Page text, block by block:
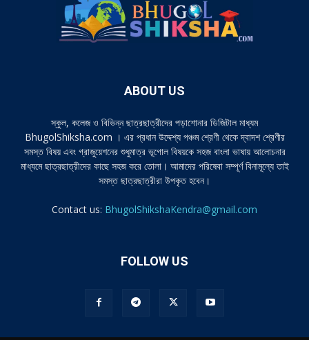
ABOUT US
স্কুল, কলেজ ও বিভিন্ন ছাত্রছাত্রীদের পড়াশোনার ডিজিটাল মাধ্যম
BhugolShiksha.com । এর প্রধান উদ্দেশ্য পঞ্চম শ্রেণী থেকে দ্বাদশ শ্রেণীর
সমস্ত বিষয় এবং গ্রাজুয়েশনের শুধুমাত্র ভূগোল বিষয়কে সহজ বাংলা ভাষায় আলোচনার
মাধ্যমে ছাত্রছাত্রীদের কাছে সহজ করে তোলা। আমাদের পরিষেবা সম্পূর্ণ বিনামূল্যে তাই
সমস্ত ছাত্রছাত্রীরা উপকৃত হবেন।
Contact us: BhugolShikshaKendra@gmail.com
FOLLOW US